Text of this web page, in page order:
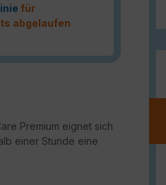
für
abgelaufen
Premium eignet sich
einer Stunde eine